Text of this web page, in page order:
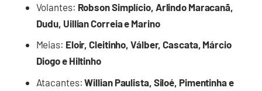
Volantes: Robson Simplício, Arlindo Maracanã,
Dudu, Uillian Correia e Marino
Meias: Eloir, Cleitinho, Válber, Cascata, Márcio
Diogo e Hiltinho
Atacantes:Willian Paulista, Siloé, Pimentinha e